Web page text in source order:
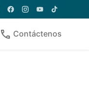
phone Contáctenos